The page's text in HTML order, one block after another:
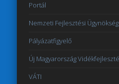
Portál
Nemzeti Fejlesztési Ügynökség
Pályázatfigyelő
Új Magyarország
VÁTI